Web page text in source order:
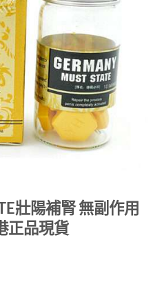
壯陽補腎 無副作用
正品現貨